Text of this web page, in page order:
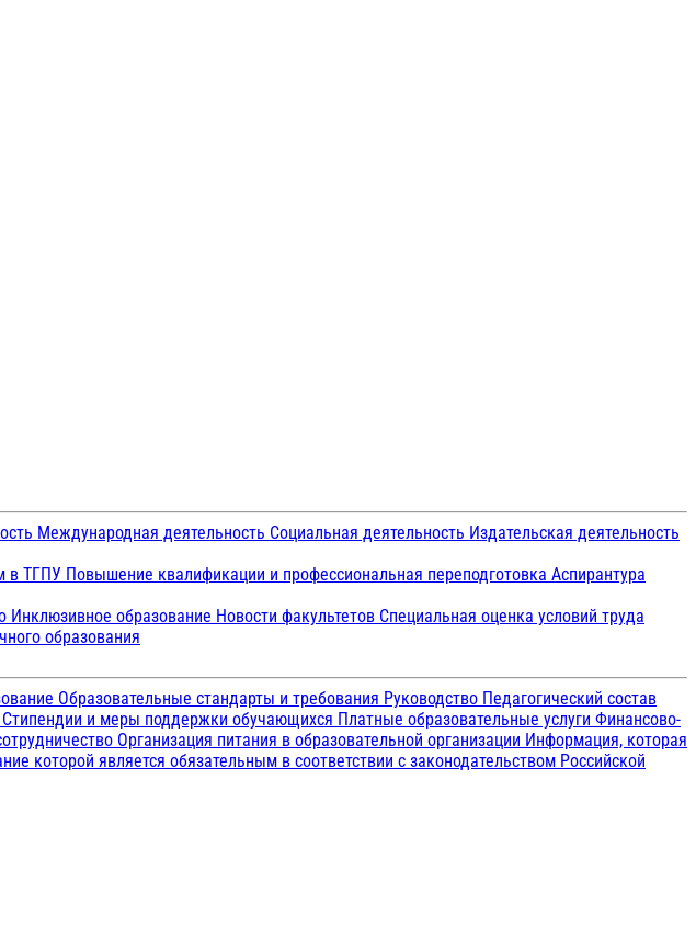
Международная деятельность Социальная деятельность Издательская деятельность
в ТГПУ Повышение квалификации и профессиональная переподготовка Аспирантура
Инклюзивное образование Новости факультетов Специальная оценка условий труда
образования
Образовательные стандарты и требования Руководство Педагогический состав
Стипендии и меры поддержки обучающихся Платные образовательные услуги Финансово-
Организация питания в образовательной организации Информация, которая
которой является обязательным в соответствии с законодательством Российской